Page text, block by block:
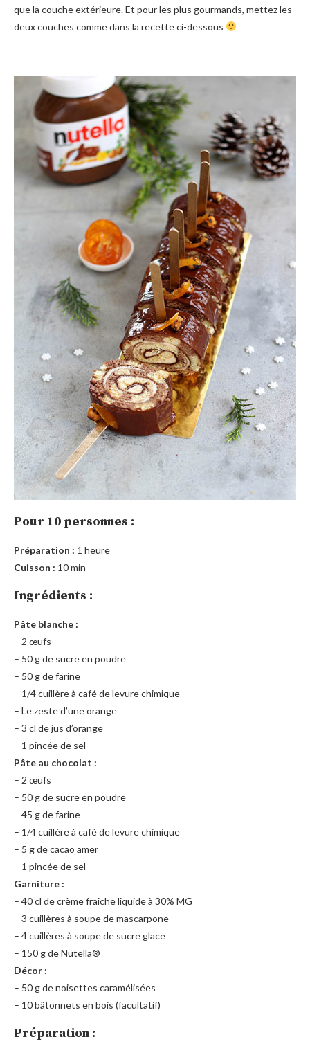
que la couche extérieure. Et pour les plus gourmands, mettez les
deux couches comme dans la recette ci-dessous
Pour 10 personnes :
Préparation : 1 heure
Cuisson : 10 min
Ingrédients :
Pâte blanche :
– 2 œufs
– 50 g de sucre en poudre
– 50 g de farine
– 1/4 cuillère à café de levure chimique
– Le zeste d’une orange
– 3 cl de jus d’orange
– 1 pincée de sel
Pâte au chocolat :
– 2 œufs
– 50 g de sucre en poudre
– 45 g de farine
– 1/4 cuillère à café de levure chimique
– 5 g de cacao amer
– 1 pincée de sel
Garniture :
– 40 cl de crème fraîche liquide à 30% MG
– 3 cuillères à soupe de mascarpone
– 4 cuillères à soupe de sucre glace
– 150 g de Nutella®
Décor :
– 50 g de noisettes caramélisées
– 10 bâtonnets en bois (facultatif)
Préparation :